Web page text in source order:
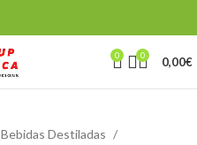
0 0 0,00€
Bebidas Destiladas